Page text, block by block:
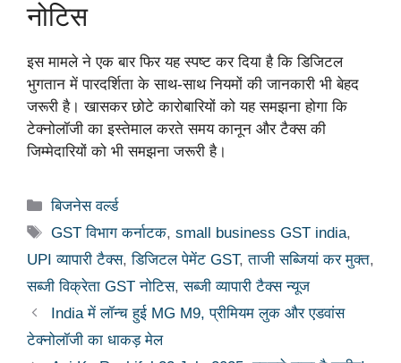
नोटिस
इस मामले ने एक बार फिर यह स्पष्ट कर दिया है कि डिजिटल
भुगतान में पारदर्शिता के साथ-साथ नियमों की जानकारी भी बेहद
जरूरी है। खासकर छोटे कारोबारियों को यह समझना होगा कि
टेक्नोलॉजी का इस्तेमाल करते समय कानून और टैक्स की
जिम्मेदारियों को भी समझना जरूरी है।
Categories
बिजनेस वर्ल्ड
Tags
GST विभाग कर्नाटक,small business GST india,
UPI व्यापारी टैक्स,डिजिटल पेमेंट GST,ताजी सब्जियां कर मुक्त,
सब्जी विक्रेता GST नोटिस,सब्जी व्यापारी टैक्स न्यूज
India में लॉन्च हुई MG M9, प्रीमियम लुक और एडवांस
टेक्नोलॉजी का धाकड़ मेल